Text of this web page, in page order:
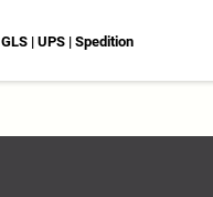
| UPS | Spedition